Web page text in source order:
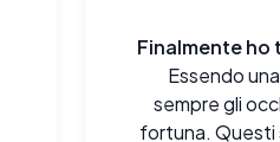
Essendo
sempre gli
fortuna. Questi